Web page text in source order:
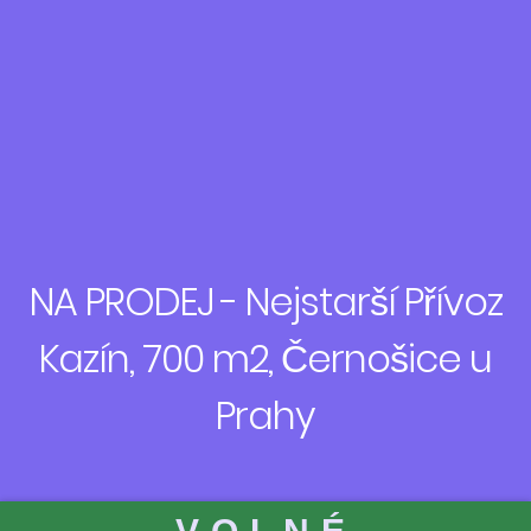
NA PRODEJ - Nejstarší Přívoz
Kazín, 700 m2, Černošice u
Prahy